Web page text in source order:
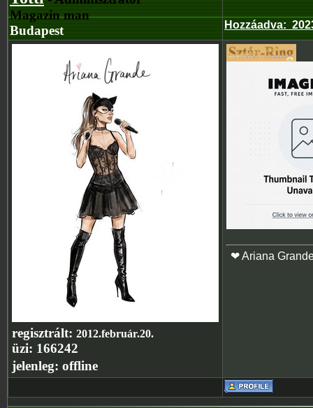
Magazin man
Budapest
Hozzáadva:
regisztrált: 2012.február.20.
üzi: 166242
jelenleg: offline
❤ Ariana